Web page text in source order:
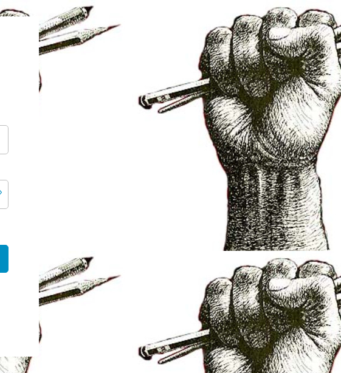
marx.net/elsarbres